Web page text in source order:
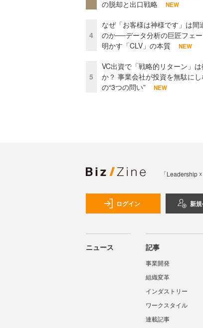
の脱却と出口戦略
NEW
4
なぜ「お客様は神様です」は間
のか──データ分析の巨匠フェ
明かす「CLV」の本質
NEW
5
VC出資で「戦略的リターン」
か？ 事業会社が投資を無駄に
の“3つの問い”
NEW
「Leadership
ログイン 新
ニュース 記事
事業開発
組織変革
インダストリー
ワークスタイル
連載記事